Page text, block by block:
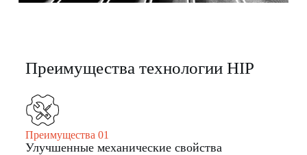
Преимущества технологии HIP
Преимущества 01
Улучшенные механические свойства